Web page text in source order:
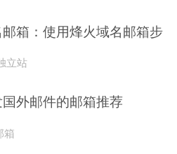
箱：使用烽火域名邮箱步
立站
外邮件的邮箱推荐
箱